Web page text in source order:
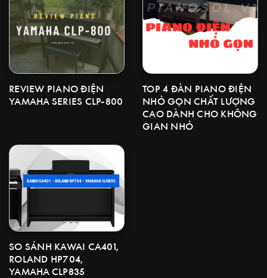
REVIEW PIANO ĐIỆN
YAMAHA SERIES CLP-800
TOP 4 ĐÀN PIANO ĐIỆN
NHỎ GỌN CHẤT LƯỢNG
CAO DÀNH CHO KHÔNG
GIAN NHỎ
SO SÁNH KAWAI CA401,
ROLAND HP704,
YAMAHA CLP835